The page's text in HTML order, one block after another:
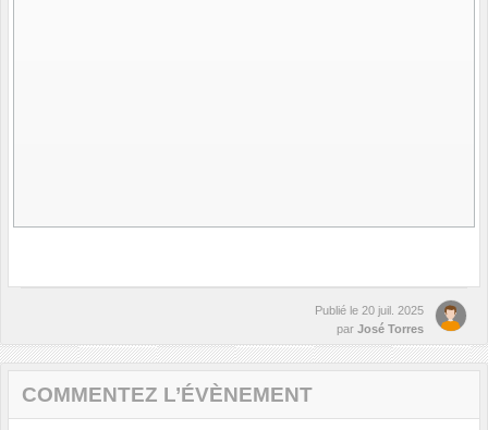
Publié le 20 juil. 2025
par José Torres
COMMENTEZ L’ÉVÈNEMENT